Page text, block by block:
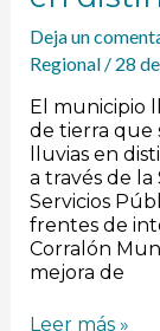
Deja un
Regional / 28
El municipio
de tierra que
lluvias en
a través de
Servicios
frentes de
Corralón
mejora de
Leer más »